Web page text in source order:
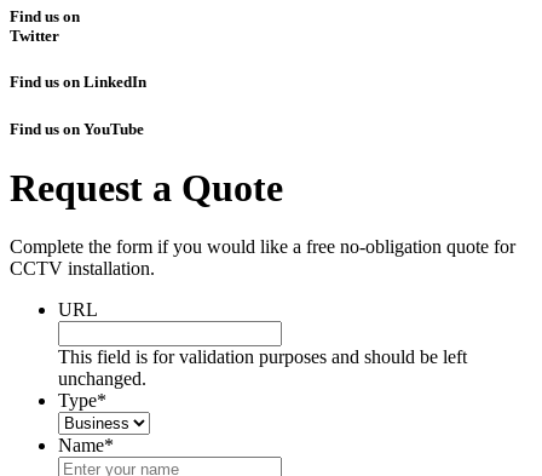
Find us on
Twitter
Find us on LinkedIn
Find us on YouTube
Request a Quote
Complete the form if you would like a free no-obligation quote for
CCTV installation.
URL
This field is for validation purposes and should be left
unchanged.
Type*
Name*